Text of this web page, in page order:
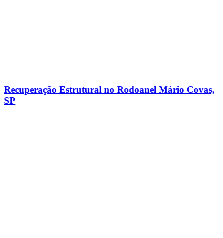
Recuperação Estrutural no Rodoanel Mário Covas,
SP